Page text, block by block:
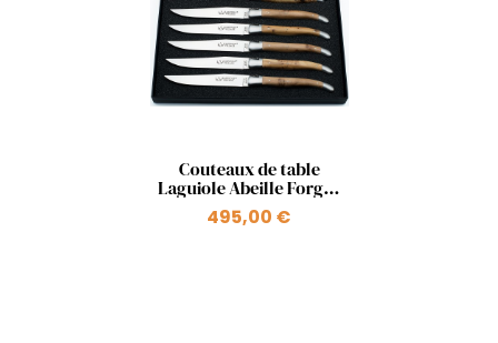
Aperçu rapide
Couteaux de table
Laguiole Abeille Forgée
en genévrier
495,00 €